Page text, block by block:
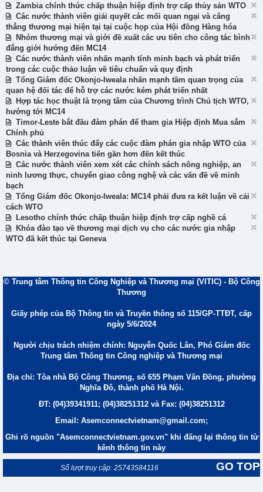
Zambia chính thức chấp thuận hiệp định trợ cấp thủy sản WTO
Các nước thành viên giải quyết các mối quan ngại và căng
thẳng thương mại hiện tại tại cuộc họp của Hội đồng Hàng hóa
Nhóm thương mại và giới đề xuất các ưu tiên cho công tác bình
đẳng giới hướng đến MC14
Các nước thành viên nhấn mạnh tính minh bạch và phát triển
trong các cuộc thảo luận về tiêu chuẩn và quy định
Tổng Giám đốc Okonjo-Iweala nhấn mạnh tầm quan trọng của
quan hệ đối tác để hỗ trợ các nước kém phát triển nhất
Hợp tác học thuật là trọng tâm của Chương trình Chủ tịch WTO,
hướng tới MC14
Timor-Leste bắt đầu đàm phán để tham gia Hiệp định Mua sắm
Chính phủ
Các thành viên thúc đẩy các cuộc đàm phán gia nhập WTO của
Bosnia và Herzegovina tiến gần hơn đến kết thúc
Các nước thành viên xem xét các chính sách nông nghiệp, an
ninh lương thực, chuyển giao công nghệ và các vấn đề về minh
bạch
Tổng Giám đốc Okonjo-Iweala: MC14 phải đưa ra kết luận về cải
cách WTO
Lesotho chính thức chấp thuận hiệp định trợ cấp nghề cá
Khóa đào tạo về thương mại dịch vụ cho các nước gia nhập
WTO đã kết thúc tại Geneva
© Trung tâm Thông tin Công Nghiệp và Thương mại (VITIC) - Bộ Công
Thương
Giấy phép của Bộ Thông tin và Truyền thông số 115/GP-TTĐT, cấp
ngày 5/6/2024
Người chịu trách nhiệm chính: Nguyễn Quốc Lân, Phó Giám đốc
Trung tâm Thông tin Công nghiệp và Thương mại
Địa chỉ: Tòa nhà Bộ Công Thương, số 655 Phạm Văn Đồng, phường
Nghĩa Đô, thành phố Hà Nội.
ĐT: (04)39341911; (04)38251312 và Fax: (04)38251312
Email: Asemconnectvietnam@gmail.com;
Ghi rõ nguồn "Asemconnectvietnam.gov.vn" khi đăng lại thông tin từ
kênh thông tin này
GO TOP
Số lượt truy cập: 25743584116